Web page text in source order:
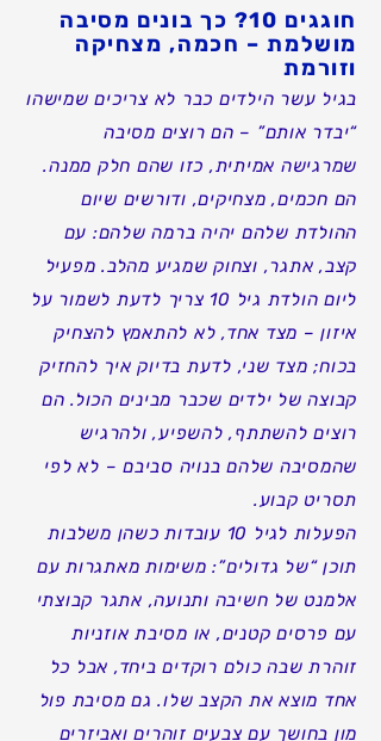
חוגגים 10? כך בונים מסיבה
מושלמת – חכמה, מצחיקה
וזורמת
בגיל עשר הילדים כבר לא צריכים שמישהו
“יבדר אותם” – הם רוצים מסיבה
שמרגישה אמיתית, כזו שהם חלק ממנה.
הם חכמים, מצחיקים, ודורשים שיום
ההולדת שלהם יהיה ברמה שלהם: עם
קצב, אתגר, וצחוק שמגיע מהלב. מפעיל
ליום הולדת גיל 10 צריך לדעת לשמור על
איזון – מצד אחד, לא להתאמץ להצחיק
בכוח; מצד שני, לדעת בדיוק איך להחזיק
קבוצה של ילדים שכבר מבינים הכול. הם
רוצים להשתתף, להשפיע, ולהרגיש
שהמסיבה שלהם בנויה סביבם – לא לפי
תסריט קבוע.
הפעלות לגיל 10 עובדות כשהן משלבות
תוכן “של גדולים”: משימות מאתגרות עם
אלמנט של חשיבה ותנועה, אתגר קבוצתי
עם פרסים קטנים, או מסיבת אוזניות
זוהרת שבה כולם רוקדים ביחד, אבל כל
אחד מוצא את הקצב שלו. גם מסיבת פול
מון בחושך עם צבעים זוהרים ואביזרים